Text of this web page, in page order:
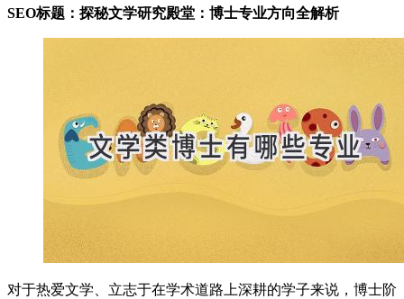
SEO标题：探秘文学研究殿堂：博士专业方向全解析
对于热爱文学、立志于在学术道路上深耕的学子来说，博士阶